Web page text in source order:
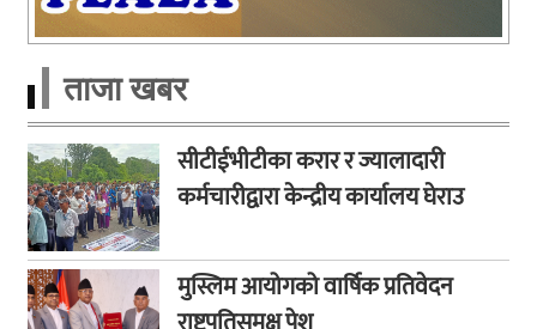
ताजा खबर
सीटीईभीटीका करार र ज्यालादारी
कर्मचारीद्वारा केन्द्रीय कार्यालय घेराउ
मुस्लिम आयोगको वार्षिक प्रतिवेदन